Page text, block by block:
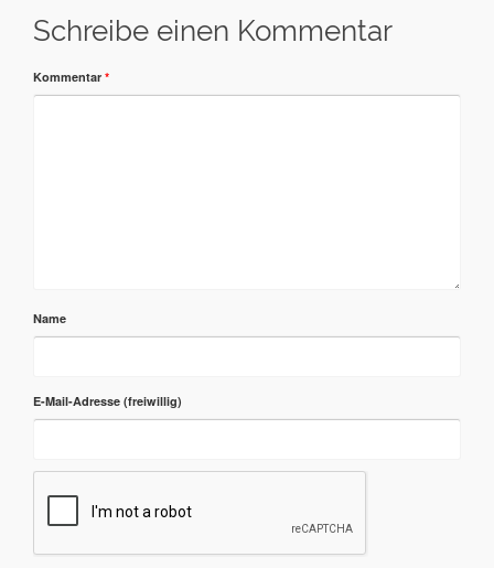
Schreibe einen Kommentar
Kommentar *
Name
E-Mail-Adresse